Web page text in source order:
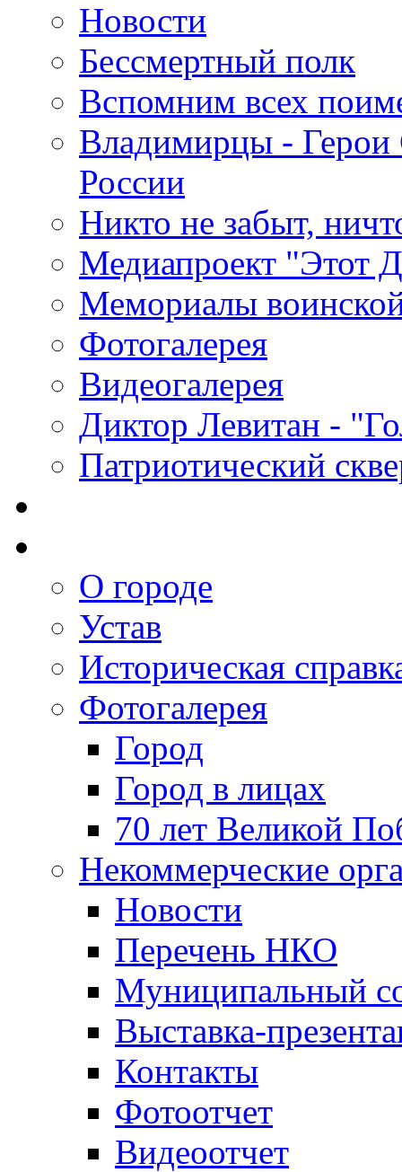
Новости
Бессмертный полк
Вспомним всех
Владимирцы - Герои
России
Никто не забыт,
Медиапроект "Этот
Мемориалы
Фотогалерея
Видеогалерея
Диктор Левитан -
Патриотический
О городе
Устав
Историческая
Фотогалерея
Город
Город в лицах
70 лет Великой
Некоммерческие
Новости
Перечень НКО
Муниципальный
Выставка-
Контакты
Фотоотчет
Видеоотчет